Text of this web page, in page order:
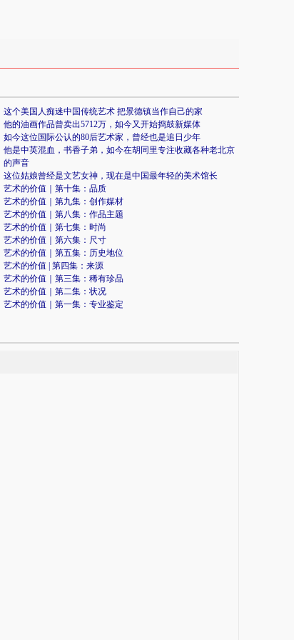
这个美国人痴迷中国传统艺术 把景德镇当作自己的家
他的油画作品曾卖出5712万，如今又开始捣鼓新媒体
如今这位国际公认的80后艺术家，曾经也是追日少年
他是中英混血，书香子弟，如今在胡同里专注收藏各种老北京
的声音
这位姑娘曾经是文艺女神，现在是中国最年轻的美术馆长
艺术的价值｜第十集：品质
艺术的价值｜第九集：创作媒材
艺术的价值｜第八集：作品主题
艺术的价值｜第七集：时尚
艺术的价值｜第六集：尺寸
艺术的价值｜第五集：历史地位
艺术的价值 | 第四集：来源
艺术的价值｜第三集：稀有珍品
艺术的价值｜第二集：状况
艺术的价值｜第一集：专业鉴定